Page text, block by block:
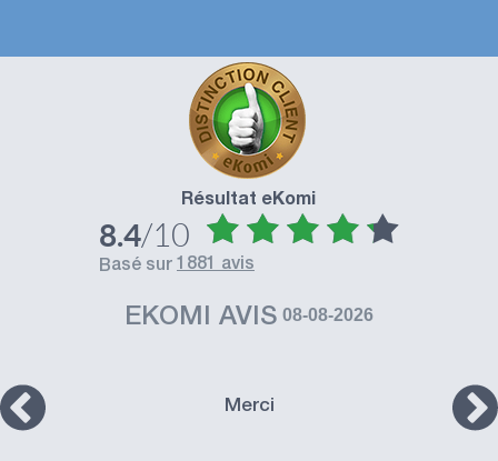
Résultat eKomi
8.4/10
basé sur 1881 avis
EKOMI AVIS 08-08-2026
Merci